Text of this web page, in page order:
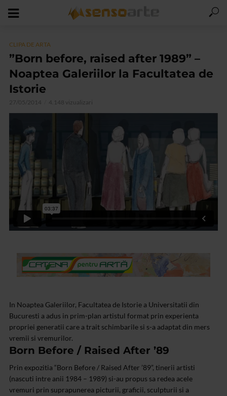
CLIPA DE ARTA
”Born before, raised after 1989” –
Noaptea Galeriilor la Facultatea de
Istorie
27/05/2014 4.148 vizualizari
In Noaptea Galeriilor, Facultatea de Istorie a Universitatii din
Bucuresti a adus in prim-plan artistul format prin experienta
propriei generatii care a trait schimbarile si s-a adaptat din mers
vremii si vremurilor.
Born Before / Raised After ’89
Prin expozitia “Born Before / Raised After ’89”, tinerii artisti
(nascuti intre anii 1984 – 1989) si-au propus sa redea acele
vremuri prin suprapunerea picturii, graficii, sculpturii si a